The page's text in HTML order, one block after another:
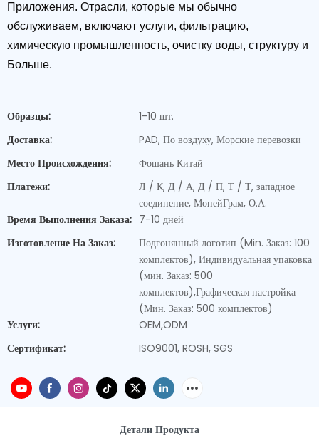
Приложения. Отрасли, которые мы обычно
обслуживаем, включают услуги, фильтрацию,
химическую промышленность, очистку воды, структуру и
Больше.
Образцы:
1-10 шт.
Доставка:
PAD, По воздуху, Морские перевозки
Место Происхождения:
Фошань Китай
Платежи:
Л / К, Д / А, Д / П, Т / Т, западное
соединение, МонейГрам, О.А.
Время Выполнения Заказа: 7-10 дней
Изготовление На Заказ:
Подгонянный логотип (Min. Заказ: 100
комплектов), Индивидуальная упаковка
(мин. Заказ: 500
комплектов),Графическая настройка
(Мин. Заказ: 500 комплектов)
Услуги:
OEM,ODM
Сертификат:
ISO9001, ROSH, SGS
Детали Продукта